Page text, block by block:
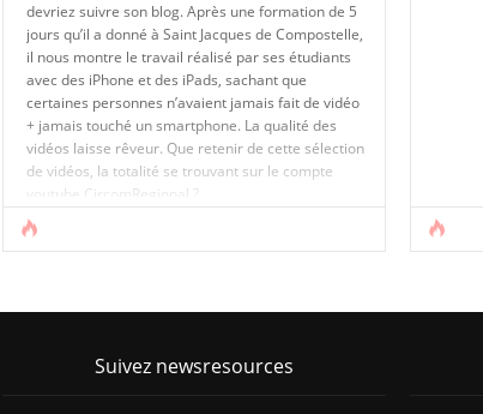
devriez suivre son blog. Après une formation de 5
jours qu’il a donné à Saint Jacques de Compostelle,
il nous montre le travail réalisé par ses étudiants
avec des iPhone et des iPads, sachant que
certaines personnes n’avaient jamais fait de vidéo
+ jamais touché un smartphone. La qualité des
vidéos laisse rêveur. Que retenir de cette sélection
de vidéos, la totalité se trouvant sur le compte
youtube CircomRegional ?
si vous pouvez monter derrière, multipliez les
plans, multipliez les plans, multipliez les plans.
Suivez newsresources